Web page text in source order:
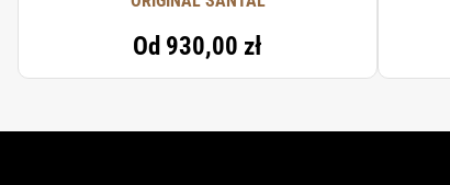
Od 930,00 zł